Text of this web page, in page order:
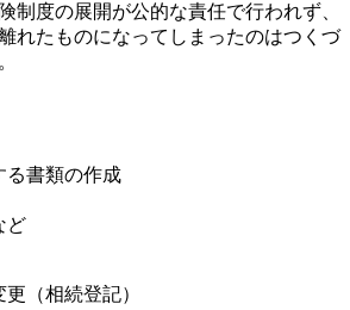
制度の展開が公的な責任で行われず、
れたものになってしまったのはつくづ
る書類の作成
ど
（相続登記）